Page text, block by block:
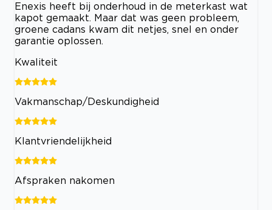
Enexis heeft bij onderhoud in de meterkast wat
kapot gemaakt. Maar dat was geen probleem,
groene cadans kwam dit netjes, snel en onder
garantie oplossen.
Kwaliteit
Vakmanschap/Deskundigheid
Klantvriendelijkheid
Afspraken nakomen